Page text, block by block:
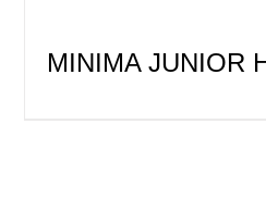
MINIMA JUNIOR